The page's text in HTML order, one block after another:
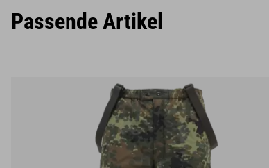
Passende Artikel